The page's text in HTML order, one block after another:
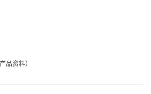
品资料）